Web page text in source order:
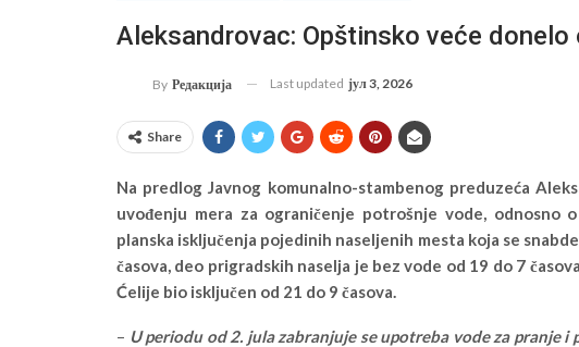
Aleksandrovac: Opštinsko veće
By Редакција Last updated јул 3, 2026
Share
Na predlog Javnog komunalno-stambenog preduzeća
uvođenju mera za ograničenje potrošnje vode, odnosno
planska isključenja pojedinih naseljenih mesta koja se
časova, deo prigradskih naselja je bez vode od 19 do 7
Ćelije bio isključen od 21 do 9 časova.
– U periodu od 2. jula zabranjuje se upotreba vode za pranje